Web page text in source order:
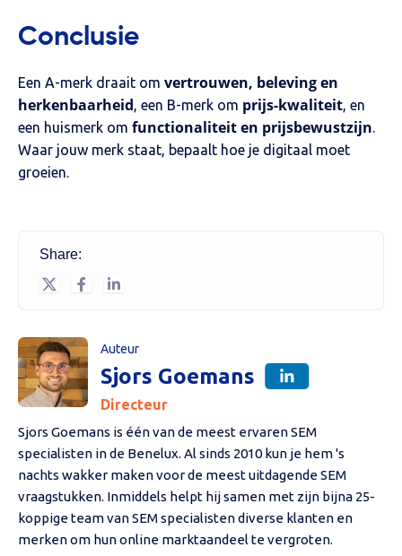
Conclusie
Een A-merk draait om vertrouwen, beleving en
herkenbaarheid, een B-merk om prijs-kwaliteit, en
een huismerk om functionaliteit en prijsbewustzijn.
Waar jouw merk staat, bepaalt hoe je digitaal moet
groeien.
Share:
Auteur
Sjors Goemans
Directeur
Sjors Goemans is één van de meest ervaren SEM
specialisten in de Benelux. Al sinds 2010 kun je hem 's
nachts wakker maken voor de meest uitdagende SEM
vraagstukken. Inmiddels helpt hij samen met zijn bijna 25-
koppige team van SEM specialisten diverse klanten en
merken om hun online marktaandeel te vergroten.